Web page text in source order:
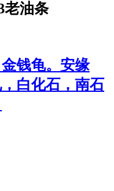
老油条
钱龟。安缘
白化石，南石